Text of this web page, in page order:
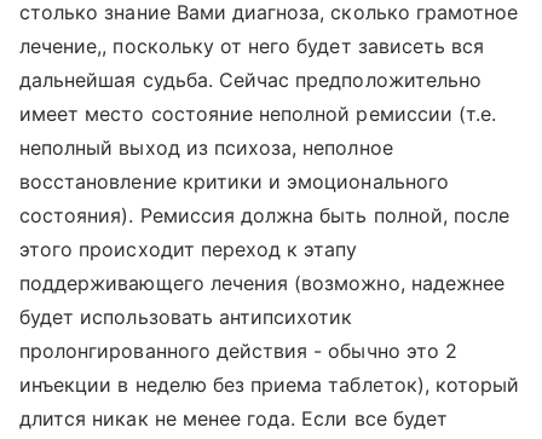
столько знание Вами диагноза, сколько грамотное
лечение,, поскольку от него будет зависеть вся
дальнейшая судьба. Сейчас предположительно
имеет место состояние неполной ремиссии (т.е.
неполный выход из психоза, неполное
восстановление критики и эмоционального
состояния). Ремиссия должна быть полной, после
этого происходит переход к этапу
поддерживающего лечения (возможно, надежнее
будет использовать антипсихотик
пролонгированного действия - обычно это 2
инъекции в неделю без приема таблеток), который
длится никак не менее года. Если все будет